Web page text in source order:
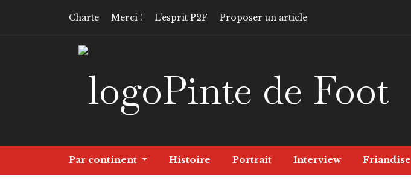
Charte Merci ! L’esprit P2F Proposer un article
Pinte de Foot
Par continent Histoire Portrait Interview Friandise